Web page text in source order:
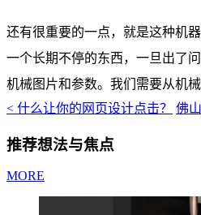
还有很重要的一点，就是这种机
一个长期不停的东西，一旦出了
机械图片和参数。我们需要从机
< 什么让你的网页设计点击？ 佛
推荐想法与焦点
MORE